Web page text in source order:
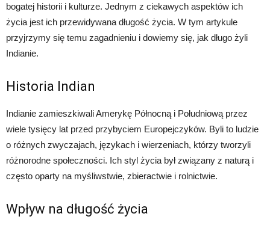
bogatej historii i kulturze. Jednym z ciekawych aspektów ich
życia jest ich przewidywana długość życia. W tym artykule
przyjrzymy się temu zagadnieniu i dowiemy się, jak długo żyli
Indianie.
Historia Indian
Indianie zamieszkiwali Amerykę Północną i Południową przez
wiele tysięcy lat przed przybyciem Europejczyków. Byli to ludzie
o różnych zwyczajach, językach i wierzeniach, którzy tworzyli
różnorodne społeczności. Ich styl życia był związany z naturą i
często oparty na myśliwstwie, zbieractwie i rolnictwie.
Wpływ na długość życia